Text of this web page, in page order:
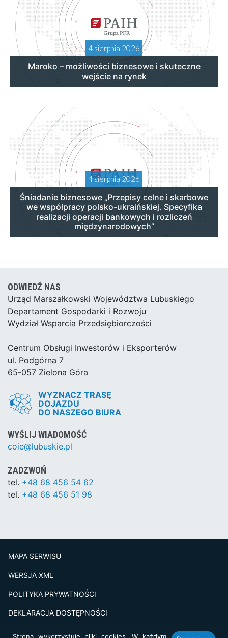
4 sierpnia 2026
Maroko – możliwości biznesowe i skuteczne
wejście na rynek
4 sierpnia 2026
Śniadanie biznesowe „Przepisy celne i skarbowe
we współpracy polsko-ukraińskiej. Specyfika
realizacji operacji bankowych i rozliczeń
międzynarodowych”
ODWIEDŹ NAS
Urząd Marszałkowski Województwa Lubuskiego
Departament Gospodarki i Rozwoju
Wydział Wsparcia Przedsiębiorczości
Centrum Obsługi Inwestorów i Eksporterów
ul. Podgórna 7
65-057 Zielona Góra
WYZNACZ TRASĘ
DOJAZDU
DO NASZEGO BIURA
WYŚLIJ WIADOMOŚĆ
coie@lubuskie.pl
ZADZWOŃ
tel. +48 68 456 54 62
tel. +48 68 456 51 98
MAPA SERWISU
WERSJA XML
POLITYKA PRYWATNOŚCI
DEKLARACJA DOSTĘPNOŚCI